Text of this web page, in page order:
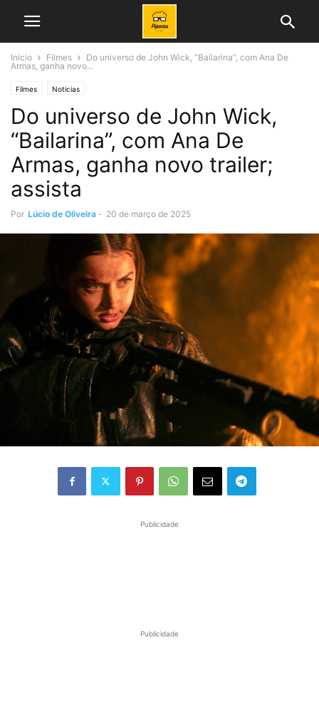
Início Filmes
Do universo de John Wick, “Bailarina”, com Ana De
Armas, ganha novo...
Filmes Noticias
Do universo de John Wick,
“Bailarina”, com Ana De
Armas, ganha novo trailer;
assista
Por Lúcio de Oliveira - 20 de março de 2025
Publicidade
Publicidade